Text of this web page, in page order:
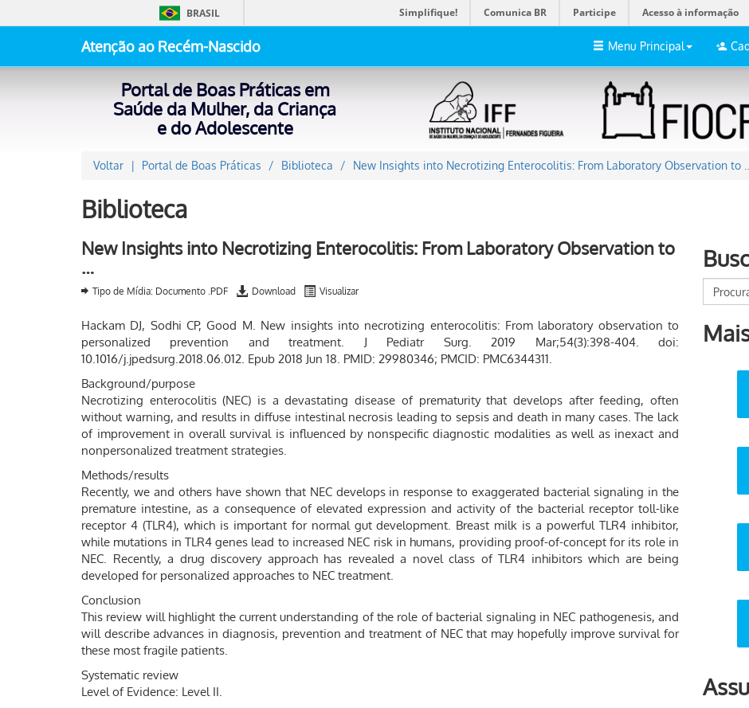
BRASIL Simplifique! Comunica BR Participe Acesso à informação
Atenção ao Recém-Nascido Menu Principal
Portal de Boas Práticas em
Saúde da Mulher, da Criança
e do Adolescente
Voltar Portal de Boas Práticas Biblioteca New Insights into Necrotizing Enterocolitis: From Laboratory Observation to …
Biblioteca
New Insights into Necrotizing Enterocolitis: From Laboratory Observation to
…
Tipo de Mídia: Documento .PDF Download Visualizar
Hackam DJ, Sodhi CP, Good M. New insights into necrotizing enterocolitis: From laboratory observation to
personalized prevention and treatment. J Pediatr Surg. 2019 Mar;54(3):398-404. doi:
10.1016/j.jpedsurg.2018.06.012. Epub 2018 Jun 18. PMID: 29980346; PMCID: PMC6344311.
Background/purpose
Necrotizing enterocolitis (NEC) is a devastating disease of prematurity that develops after feeding, often
without warning, and results in diffuse intestinal necrosis leading to sepsis and death in many cases. The lack
of improvement in overall survival is influenced by nonspecific diagnostic modalities as well as inexact and
nonpersonalized treatment strategies.
Methods/results
Recently, we and others have shown that NEC develops in response to exaggerated bacterial signaling in the
premature intestine, as a consequence of elevated expression and activity of the bacterial receptor toll-like
receptor 4 (TLR4), which is important for normal gut development. Breast milk is a powerful TLR4 inhibitor,
while mutations in TLR4 genes lead to increased NEC risk in humans, providing proof-of-concept for its role in
NEC. Recently, a drug discovery approach has revealed a novel class of TLR4 inhibitors which are being
developed for personalized approaches to NEC treatment.
Conclusion
This review will highlight the current understanding of the role of bacterial signaling in NEC pathogenesis, and
will describe advances in diagnosis, prevention and treatment of NEC that may hopefully improve survival for
these most fragile patients.
Systematic review
Level of Evidence: Level II.